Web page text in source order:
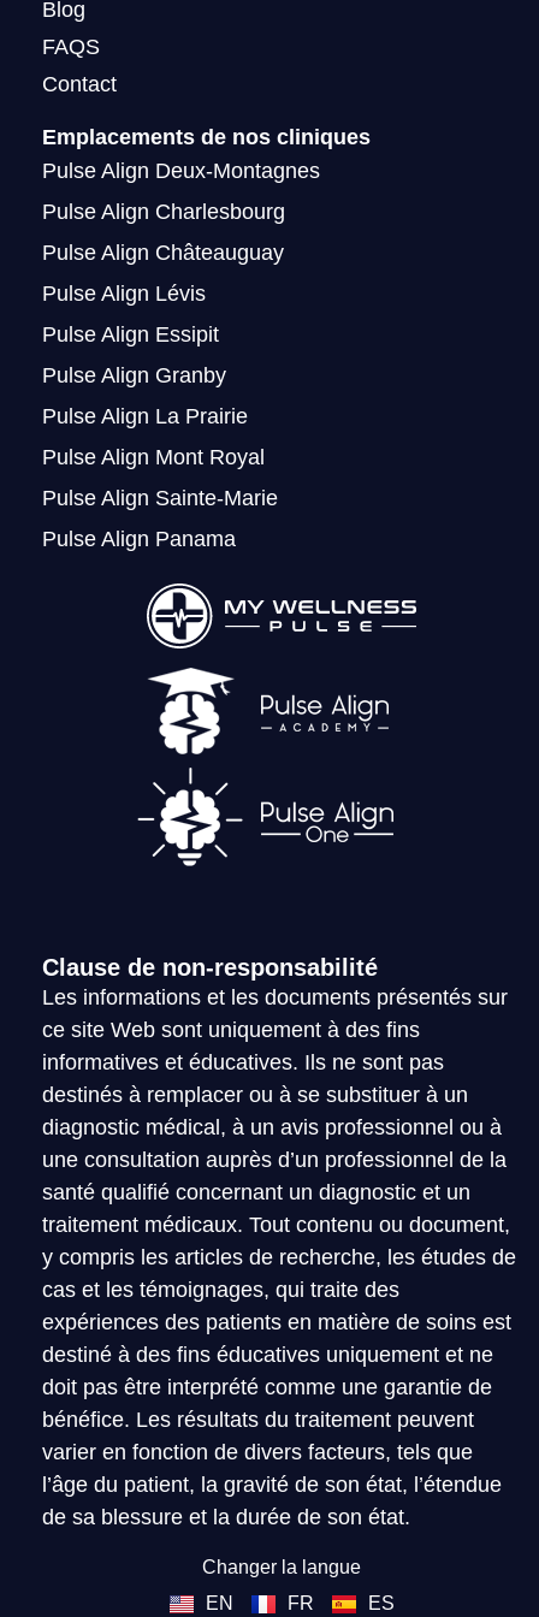
Blog
FAQS
Contact
Emplacements de nos cliniques
Pulse Align Deux-Montagnes
Pulse Align Charlesbourg
Pulse Align Châteauguay
Pulse Align Lévis
Pulse Align Essipit
Pulse Align Granby
Pulse Align La Prairie
Pulse Align Mont Royal
Pulse Align Sainte-Marie
Pulse Align Panama
Clause de non-responsabilité
Les informations et les documents présentés sur
ce site Web sont uniquement à des fins
informatives et éducatives. Ils ne sont pas
destinés à remplacer ou à se substituer à un
diagnostic médical, à un avis professionnel ou à
une consultation auprès d’un professionnel de la
santé qualifié concernant un diagnostic et un
traitement médicaux. Tout contenu ou document,
y compris les articles de recherche, les études de
cas et les témoignages, qui traite des
expériences des patients en matière de soins est
destiné à des fins éducatives uniquement et ne
doit pas être interprété comme une garantie de
bénéfice. Les résultats du traitement peuvent
varier en fonction de divers facteurs, tels que
l’âge du patient, la gravité de son état, l’étendue
de sa blessure et la durée de son état.
Changer la langue
EN
FR ES